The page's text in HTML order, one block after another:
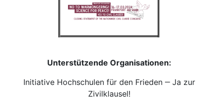
Unterstützende Organisationen:
Initiative Hochschulen für den Frieden ‒ Ja zur
Zivilklausel!